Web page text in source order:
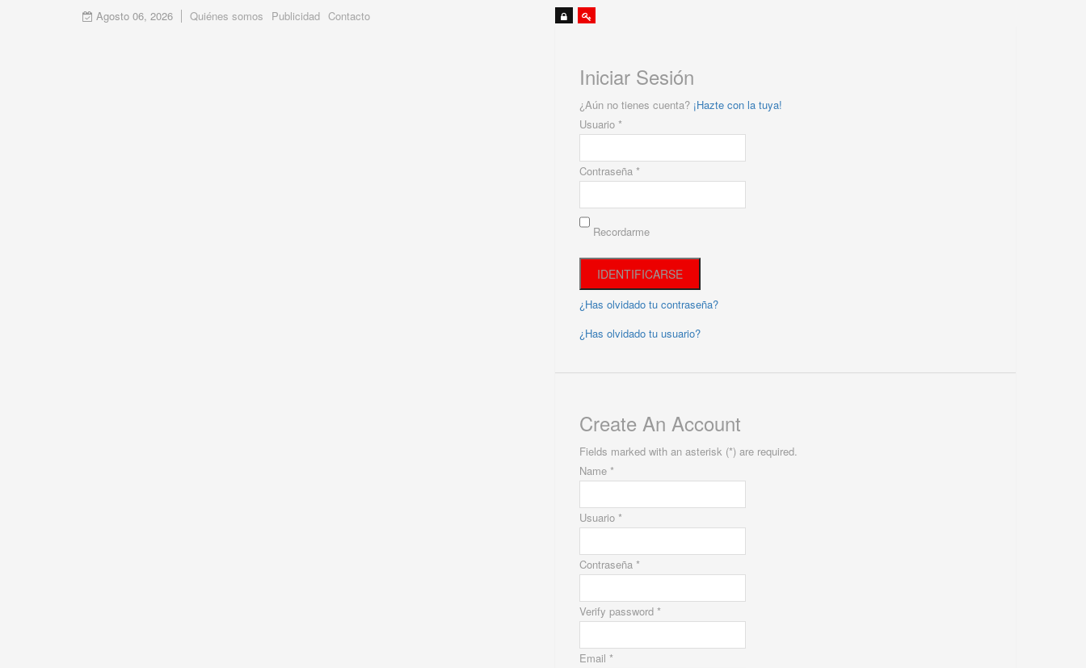
Agosto 06, 2026 Quiénes somos Publicidad Contacto
Iniciar Sesión
¿Aún no tienes cuenta? ¡Hazte con la tuya!
Usuario *
Contraseña *
Recordarme
¿Has olvidado tu contraseña?
¿Has olvidado tu usuario?
Create An Account
Fields marked with an asterisk (*) are required.
Name *
Usuario *
Contraseña *
Verify password *
Email *